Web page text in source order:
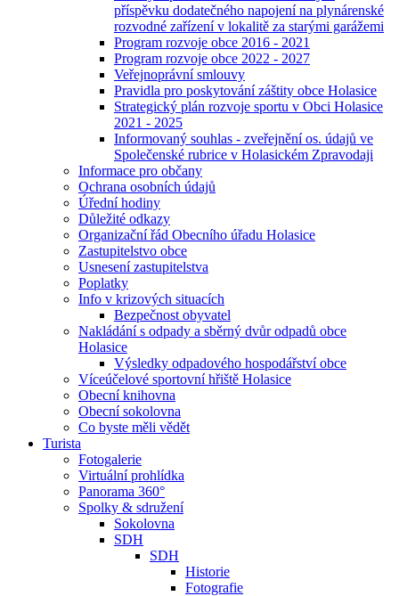
příspěvku dodatečného napojení na plynárenské
rozvodné zařízení v lokalitě za starými garážemi
Program rozvoje obce 2016 - 2021
Program rozvoje obce 2022 - 2027
Veřejnoprávní smlouvy
Pravidla pro poskytování záštity obce Holasice
Strategický plán rozvoje sportu v Obci Holasice
2021 - 2025
Informovaný souhlas - zveřejnění os. údajů ve
Společenské rubrice v Holasickém Zpravodaji
Informace pro občany
Ochrana osobních údajů
Úřední hodiny
Důležité odkazy
Organizační řád Obecního úřadu Holasice
Zastupitelstvo obce
Usnesení zastupitelstva
Poplatky
Info v krizových situacích
Bezpečnost obyvatel
Nakládání s odpady a sběrný dvůr odpadů obce
Holasice
Výsledky odpadového hospodářství obce
Víceúčelové sportovní hřiště Holasice
Obecní knihovna
Obecní sokolovna
Co byste měli vědět
Turista
Fotogalerie
Virtuální prohlídka
Panorama 360°
Spolky & sdružení
Sokolovna
SDH
SDH
Historie
Fotografie